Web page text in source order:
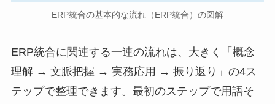
ERP統合の基本的な流れ（ERP統合）の図解
ERP統合に関連する一連の流れは、大きく「概念
理解 → 文脈把握 → 実務応用 → 振り返り」の4ス
テップで整理できます。最初のステップで用語そ